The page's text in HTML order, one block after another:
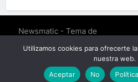
Newsmatic - Tema de
2026. Funciona gracias a
BlazeThemes
Utilizamos cookies para ofrecerte
nuestra web.
Aceptar
No